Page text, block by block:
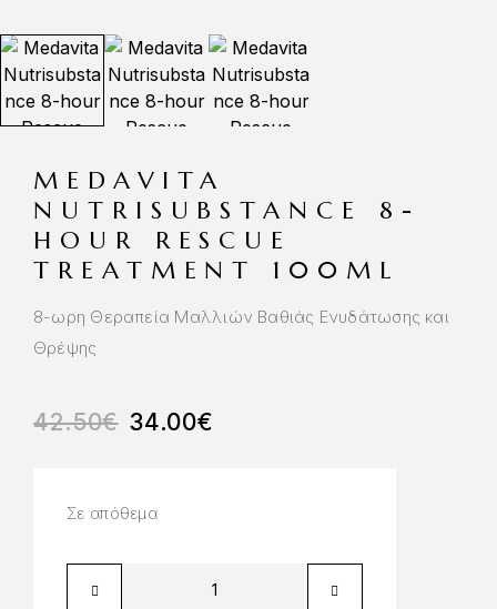
MEDAVITA
NUTRISUBSTANCE 8-
HOUR RESCUE
TREATMENT 100ML
8-ωρη Θεραπεία Μαλλιών Βαθιάς Ενυδάτωσης και
Θρέψης
42.50€ 34.00€
Σε απόθεμα